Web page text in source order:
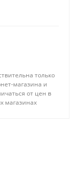
только
магазина и
от цен в
магазинах